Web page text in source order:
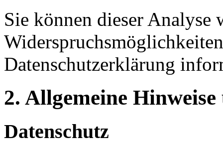
Sie können dieser Analyse
Datenschutzerklärung
2. Allgemeine
Datenschutz